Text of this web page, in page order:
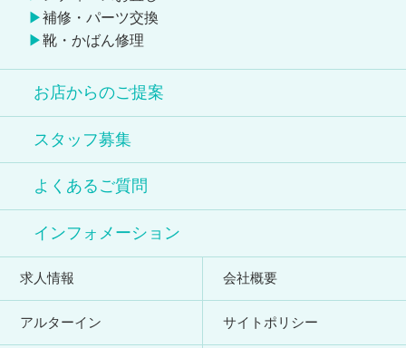
補修・パーツ交換
靴・かばん修理
お店からのご提案
スタッフ募集
よくあるご質問
インフォメーション
求人情報 会社概要
アルターイン サイトポリシー